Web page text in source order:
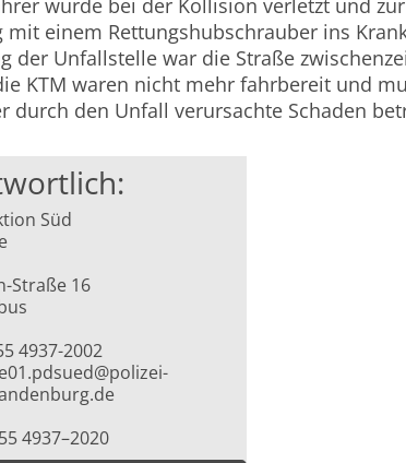
wurde bei der Kollision verletzt und
mit einem Rettungshubschrauber ins
der Unfallstelle war die Straße
KTM waren nicht mehr fahrbereit und
durch den Unfall verursachte Schaden
Süd
Straße 16
4937-2002
4937–2020